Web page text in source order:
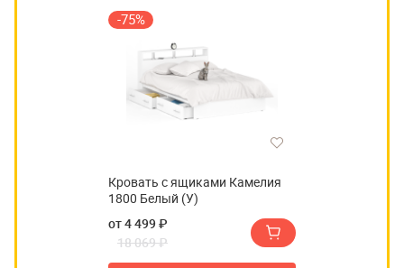
-75%
Кровать с ящиками Камелия
1800 Белый (У)
от 4 499 ₽
18 069 ₽